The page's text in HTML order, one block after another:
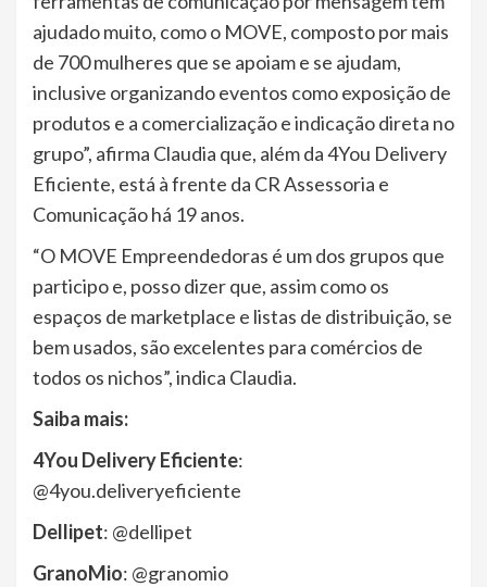
ajudado muito, como o MOVE, composto por mais
de 700 mulheres que se apoiam e se ajudam,
inclusive organizando eventos como exposição de
produtos e a comercialização e indicação direta no
grupo”, afirma Claudia que, além da 4You Delivery
Eficiente, está à frente da CR Assessoria e
Comunicação há 19 anos.
“O MOVE Empreendedoras é um dos grupos que
participo e, posso dizer que, assim como os
espaços de marketplace e listas de distribuição, se
bem usados, são excelentes para comércios de
todos os nichos”, indica Claudia.
Saiba mais:
4You Delivery Eficiente:
@4you.deliveryeficiente
Dellipet: @dellipet
GranoMio: @granomio